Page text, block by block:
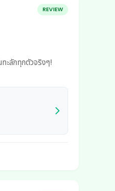
REVIEW
ทะลักทุกตัวจริงๆ!